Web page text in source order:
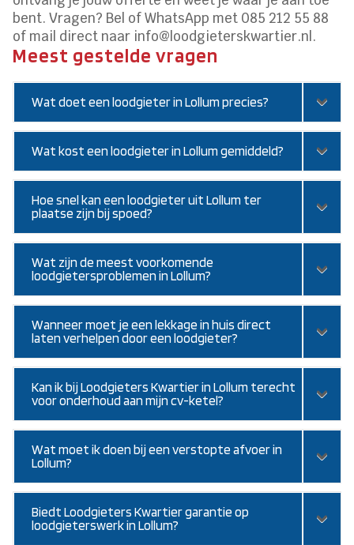
bent. Vragen? Bel of WhatsApp met 085 212 55 88
of mail direct naar info@loodgieterskwartier.nl.
Meest gestelde vragen
Wat doet een loodgieter in Lollum precies?
Wat kost een loodgieter in Lollum gemiddeld?
Hoe snel kan een loodgieter uit Lollum ter
plaatse zijn bij spoed?
Wat zijn de meest voorkomende
loodgietersproblemen in Lollum?
Wanneer moet je een lekkage in huis direct
laten verhelpen door een loodgieter?
Kan ik bij Loodgieters Kwartier in Lollum terecht
voor onderhoud aan mijn cv-ketel?
Wat moet ik doen bij een verstopte afvoer in
Lollum?
Biedt Loodgieters Kwartier garantie op
loodgieterswerk in Lollum?